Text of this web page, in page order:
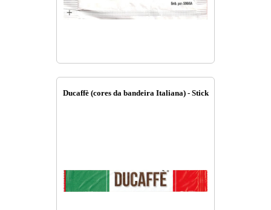
Ducaffè (cores da bandeira Italiana) - Stick